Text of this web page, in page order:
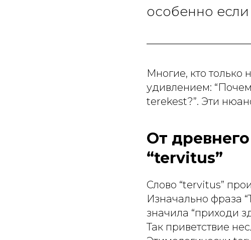
особенно
Многие, кто только
удивлением:
terekest?”. Эти
От
“tervitus”
Слово “tervitus”
Изначально фраза
значила “приходи
Так приветствие